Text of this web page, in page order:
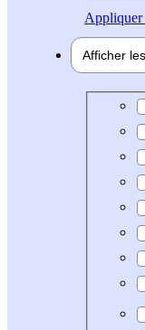
Appliquer
Afficher
Type